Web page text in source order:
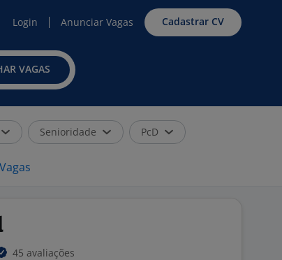
Login Anunciar Vagas Cadastrar CV
VAGAS
Senioridade PcD
45 avaliações